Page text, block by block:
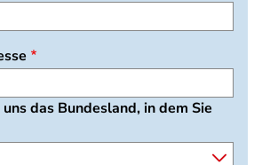
das Bundesland, in dem Sie